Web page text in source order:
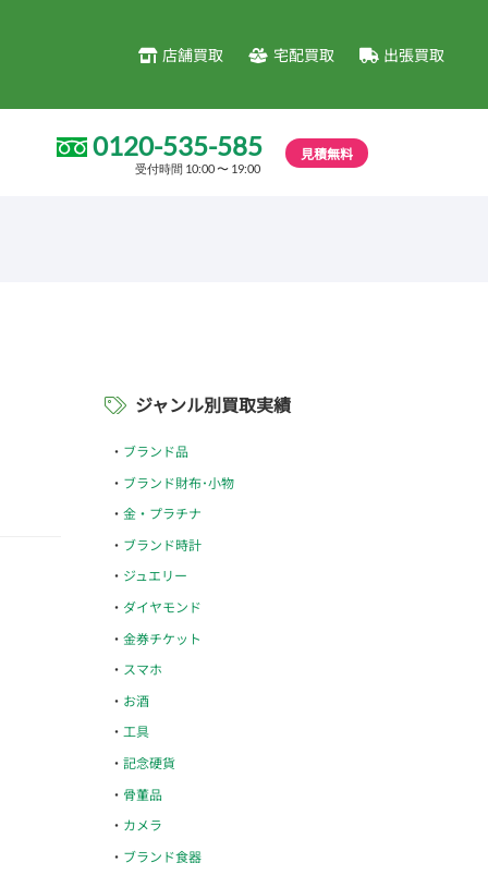
店舗買取 宅配買取 出張買取
0120-535-585
受付時間 10:00 〜 19:00
見積無料
ジャンル別買取実績
ブランド品
ブランド財布･小物
金・プラチナ
ブランド時計
ジュエリー
ダイヤモンド
金券チケット
スマホ
お酒
工具
記念硬貨
骨董品
カメラ
ブランド食器